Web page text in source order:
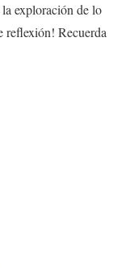
exploración de lo
reflexión! Recuerda